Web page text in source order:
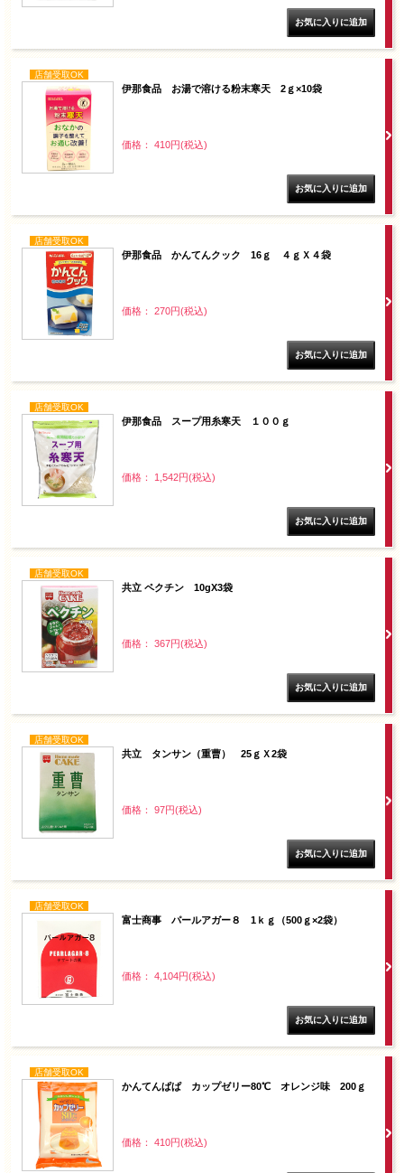
店舗受取OK
伊那食品 お湯で溶ける粉末寒天 2ｇ×10袋
価格： 410円(税込)
店舗受取OK
伊那食品 かんてんクック 16ｇ ４ｇＸ４袋
価格： 270円(税込)
店舗受取OK
伊那食品 スープ用糸寒天 １００ｇ
価格： 1,542円(税込)
店舗受取OK
共立 ペクチン 10gX3袋
価格： 367円(税込)
店舗受取OK
共立 タンサン（重曹） 25ｇＸ2袋
価格： 97円(税込)
店舗受取OK
富士商事 パールアガー８ 1ｋｇ（500ｇ×2袋）
価格： 4,104円(税込)
店舗受取OK
かんてんぱぱ カップゼリー80℃ オレンジ味 200ｇ
価格： 410円(税込)